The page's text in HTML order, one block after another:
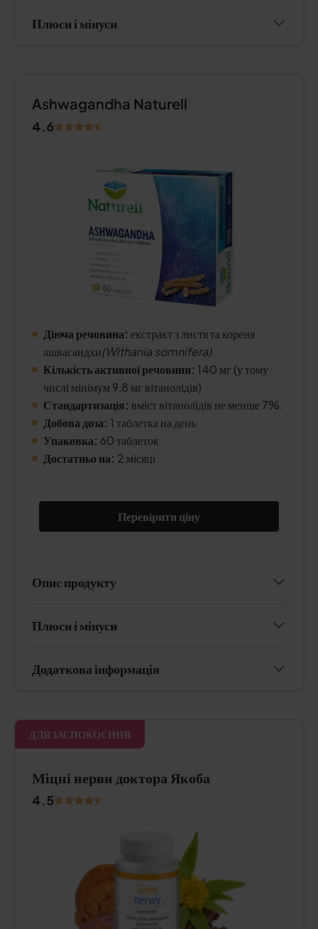
Плюси і мінуси
Ashwagandha Naturell
4.6
Діюча речовина: екстракт з листя та кореня
ашвагандхи(Withania somnifera).
Кількість активної речовини: 140 мг (у тому
числі мінімум 9,8 мг вітанолідів)
Стандартизація: вміст вітанолідів не менше 7%.
Добова доза: 1 таблетка на день
Упаковка: 60 таблеток
Достатньо на: 2 місяці
Перевірити ціну
Опис продукту
Плюси і мінуси
Додаткова інформація
ДЛЯ ЗАСПОКОЄННЯ
Міцні нерви доктора Якоба
4.5